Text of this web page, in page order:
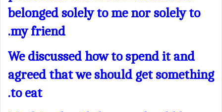
belonged solely to me nor solely to
my friend.
We discussed how to spend it and
agreed that we should get something
to eat.